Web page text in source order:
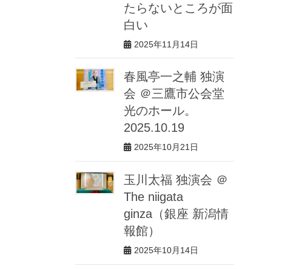
たらないところが面
白い
2025年11月14日
春風亭一之輔 独演
会 ＠三鷹市公会堂
光のホール。
2025.10.19
2025年10月21日
玉川太福 独演会 ＠
The niigata
ginza（銀座 新潟情
報館）
2025年10月14日